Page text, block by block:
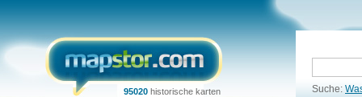
95020 historische karten Suche: